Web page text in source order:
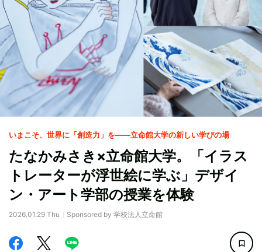
いまこそ、世界に「創造力」を——立命館大学の新しい学びの場
たなかみさき×立命館大学。「イラス
トレーターが浮世絵に学ぶ」デザイ
ン・アート学部の授業を体験
2026.01.29 Thu Sponsored by 学校法人立命館